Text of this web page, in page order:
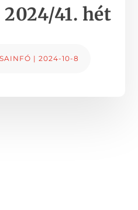
41. hét
| 2024-10-8